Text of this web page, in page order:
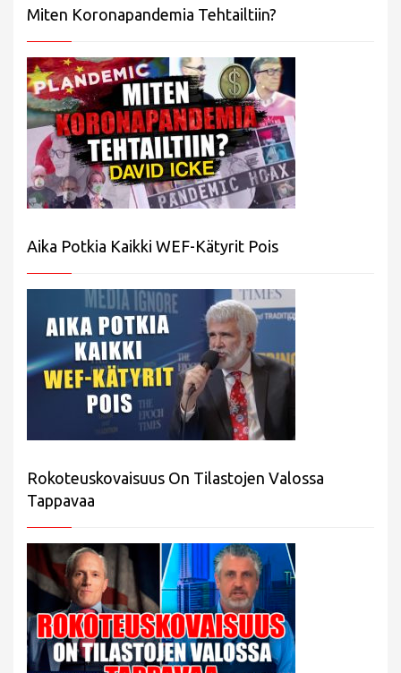
Miten Koronapandemia Tehtailtiin?
Aika Potkia Kaikki WEF-Kätyrit Pois
Rokoteuskovaisuus On Tilastojen Valossa
Tappavaa